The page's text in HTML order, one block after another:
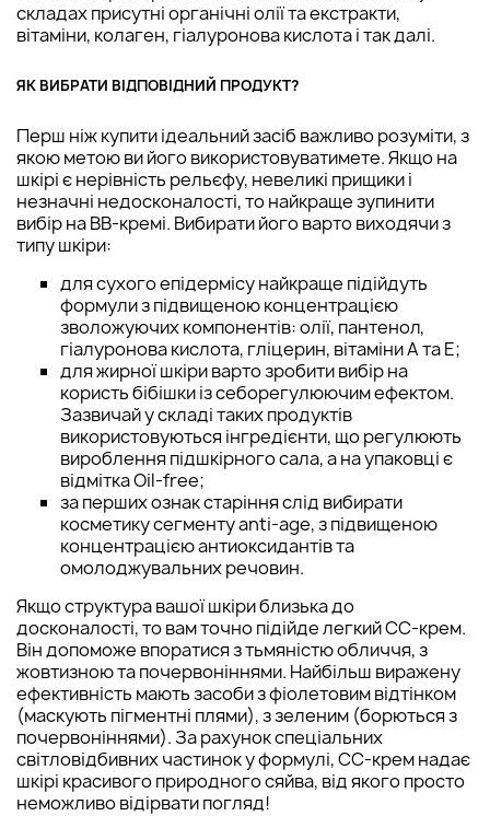
складах присутні органічні олії та екстракти,
вітаміни, колаген, гіалуронова кислота і так далі.
ЯК ВИБРАТИ ВІДПОВІДНИЙ ПРОДУКТ?
Перш ніж купити ідеальний засіб важливо розуміти, з
якою метою ви його використовуватимете. Якщо на
шкірі є нерівність рельєфу, невеликі прищики і
незначні недосконалості, то найкраще зупинити
вибір на ВВ-кремі. Вибирати його варто виходячи з
типу шкіри:
для сухого епідермісу найкраще підійдуть
формули з підвищеною концентрацією
зволожуючих компонентів: олії, пантенол,
гіалуронова кислота, гліцерин, вітаміни А та Е;
для жирної шкіри варто зробити вибір на
користь бібішки із себорегулюючим ефектом.
Зазвичай у складі таких продуктів
використовуються інгредієнти, що регулюють
вироблення підшкірного сала, а на упаковці є
відмітка Oil-free;
за перших ознак старіння слід вибирати
косметику сегменту anti-age, з підвищеною
концентрацією антиоксидантів та
омолоджувальних речовин.
Якщо структура вашої шкіри близька до
досконалості, то вам точно підійде легкий СС-крем.
Він допоможе впоратися з тьмяністю обличчя, з
жовтизною та почервоніннями. Найбільш виражену
ефективність мають засоби з фіолетовим відтінком
(маскують пігментні плями), з зеленим (борються з
почервоніннями). За рахунок спеціальних
світловідбивних частинок у формулі, СС-крем надає
шкірі красивого природного сяйва, від якого просто
неможливо відірвати погляд!